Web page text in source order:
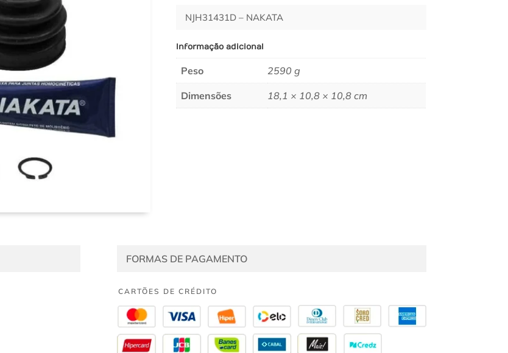
NJH31431D – NAKATA
Informação adicional
Peso 2590 g
Dimensões 18,1 × 10,8 × 10,8 cm
FORMAS DE PAGAMENTO
CARTÕES DE CRÉDITO